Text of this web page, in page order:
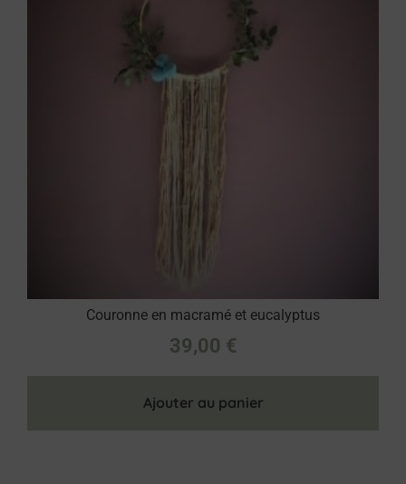
Couronne en macramé et eucalyptus
39,00 €
Ajouter au panier